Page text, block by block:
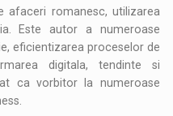
afaceri romanesc, utilizarea
Este autor a numeroase
eficientizarea proceselor de
digitala, tendinte si
ca vorbitor la numeroase